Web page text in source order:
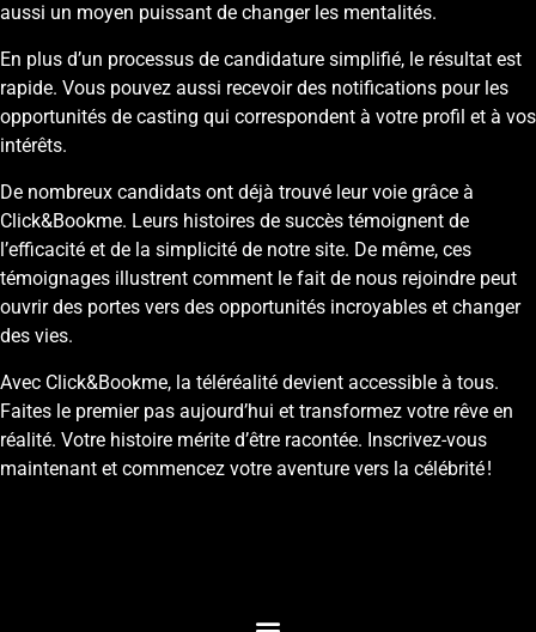
aussi un moyen puissant de changer les mentalités.
En plus d’un processus de candidature simplifié, le résultat est
rapide. Vous pouvez aussi recevoir des notifications pour les
opportunités de casting qui correspondent à votre profil et à vos
intérêts.
De nombreux candidats ont déjà trouvé leur voie grâce à
Click&Bookme. Leurs histoires de succès témoignent de
l’efficacité et de la simplicité de notre site. De même, ces
témoignages illustrent comment le fait de nous rejoindre peut
ouvrir des portes vers des opportunités incroyables et changer
des vies.
Avec Click&Bookme, la téléréalité devient accessible à tous.
Faites le premier pas aujourd’hui et transformez votre rêve en
réalité. Votre histoire mérite d’être racontée. Inscrivez-vous
maintenant et commencez votre aventure vers la célébrité !